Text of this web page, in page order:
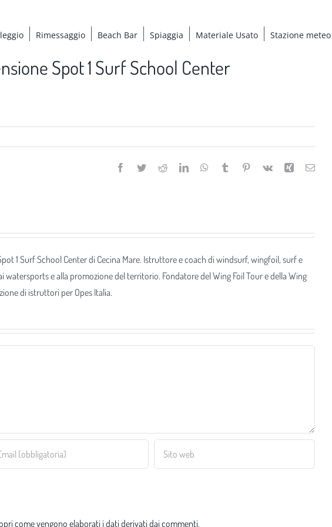
Rimessaggio Beach Bar Spiaggia Materiale Usato Stazione meteo
Spot 1 Surf School Center
Facebook
TwitterRedditLinkedInWhatsApp
Tumblr Pinterest
Vk Xing Email
1 Surf School Center di Cecina Mare. Istruttore e coach di windsurf, wingfoil, surf e
watersports e alla promozione del territorio. Fondatore del Wing Foil Tour e della Wing
di istruttori per Opes Italia.
come vengono elaborati i dati derivati dai commenti.